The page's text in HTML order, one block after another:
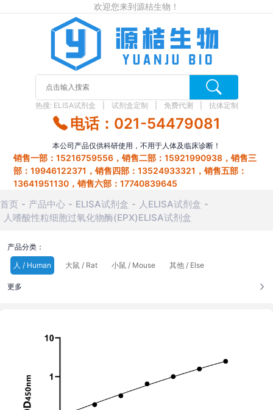
欢迎您来到源桔生物！
热搜: ELISA试剂盒 试剂盒定制 免费代测 抗体定制
电话：021-54479081
本公司产品仅供科研使用，不用于人体及临床诊断！
销售一部：15216759556，销售二部：15921990938，销售三
部：19946122371，销售四部：13524933321，销售五部：
13641951130，销售六部：17740839645
首页 产品中心 ELISA试剂盒
人ELISA试剂盒
人嗜酸性粒细胞过氧化物酶(EPX)ELISA试剂盒
产品分类：
人 / Human
大鼠 / Rat 小鼠 / Mouse 其他 / Else
更多